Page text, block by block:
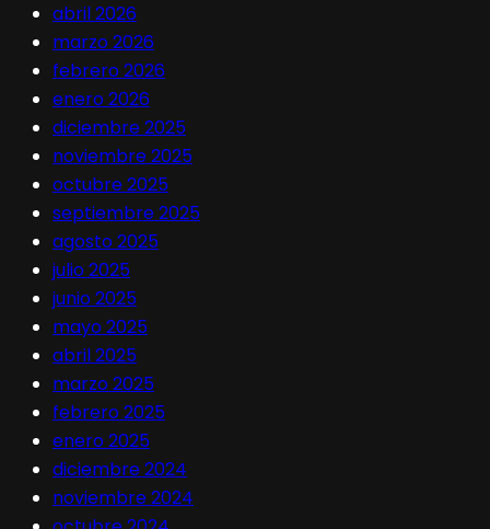
abril 2026
marzo 2026
febrero 2026
enero 2026
diciembre 2025
noviembre 2025
octubre 2025
septiembre 2025
agosto 2025
julio 2025
junio 2025
mayo 2025
abril 2025
marzo 2025
febrero 2025
enero 2025
diciembre 2024
noviembre 2024